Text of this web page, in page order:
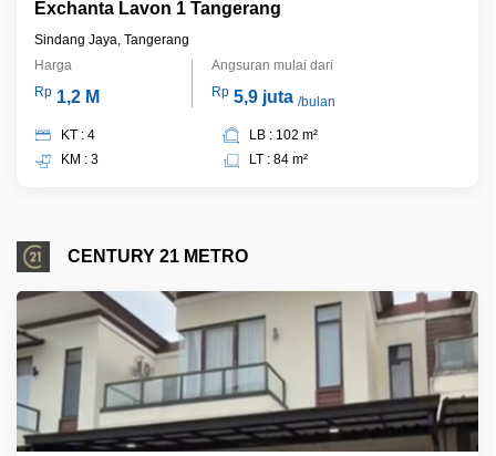
Exchanta Lavon 1 Tangerang
Sindang Jaya, Tangerang
Harga
Rp 1,2 M
Angsuran mulai dari
Rp 5,9 juta /bulan
KT : 4
KM : 3
LB : 102 m²
LT : 84 m²
CENTURY 21 METRO